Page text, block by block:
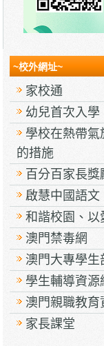
~校外網址~
家校通
幼兒首次入學
學校在熱帶
的措施
百分百家長獎
啟慧中國語文
和諧校園、以
澳門禁毒網
澳門大專學生
學生輔導資源
澳門親職教育
家長課堂